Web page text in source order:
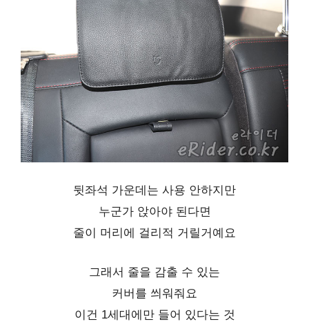
뒷좌석 가운데는 사용 안하지만
누군가 앉아야 된다면
줄이 머리에 걸리적 거릴거예요
그래서 줄을 감출 수 있는
커버를 씌워줘요
이건 1세대에만 들어 있다는 것